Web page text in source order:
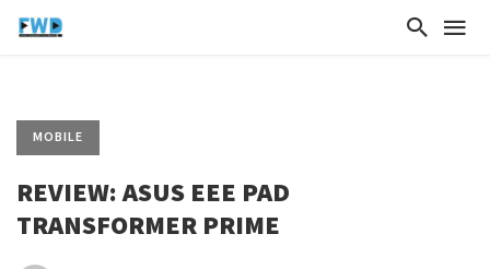
MOBILE
REVIEW: ASUS EEE PAD
TRANSFORMER PRIME